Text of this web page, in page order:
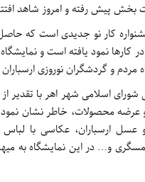
بخش پیش رفته و امروز شاهد
کار نو جدیدی است که
مردم و گردشگران نوروزی
اسلامی شهر اهر با تقدیر
عرضه محصولات، خاطر نشان
عسل ارسباران، عکاسی با
و… در این نمایشگاه به